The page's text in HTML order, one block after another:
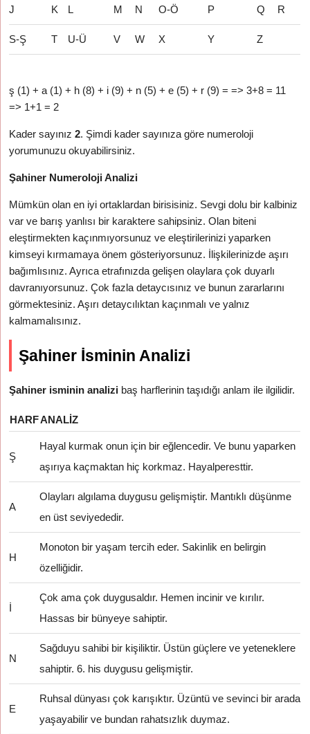
J K L M N O-Ö P Q R
S-Ş T U-Ü V W X Y Z
ş (1) + a (1) + h (8) + i (9) + n (5) + e (5) + r (9) = => 3+8 = 11
=> 1+1 = 2
Kader sayınız2. Şimdi kader sayınıza göre numeroloji
yorumunuzu okuyabilirsiniz.
Şahiner Numeroloji Analizi
Mümkün olan en iyi ortaklardan birisisiniz. Sevgi dolu bir kalbiniz
var ve barış yanlısı bir karaktere sahipsiniz. Olan biteni
eleştirmekten kaçınmıyorsunuz ve eleştirilerinizi yaparken
kimseyi kırmamaya önem gösteriyorsunuz. İlişkilerinizde aşırı
bağımlısınız. Ayrıca etrafınızda gelişen olaylara çok duyarlı
davranıyorsunuz. Çok fazla detaycısınız ve bunun zararlarını
görmektesiniz. Aşırı detaycılıktan kaçınmalı ve yalnız
kalmamalısınız.
Şahiner İsminin Analizi
Şahiner isminin analizi baş harflerinin taşıdığı anlam ile ilgilidir.
HARFANALIZ
Ş
Hayal kurmak onun için bir eğlencedir. Ve bunu yaparken
aşırıya kaçmaktan hiç korkmaz. Hayalperesttir.
A
Olayları algılama duygusu gelişmiştir. Mantıklı düşünme
en üst seviyededir.
H
Monoton bir yaşam tercih eder. Sakinlik en belirgin
özelliğidir.
İ
Çok ama çok duygusaldır. Hemen incinir ve kırılır.
Hassas bir bünyeye sahiptir.
N
Sağduyu sahibi bir kişiliktir. Üstün güçlere ve yeteneklere
sahiptir. 6. his duygusu gelişmiştir.
E
Ruhsal dünyası çok karışıktır. Üzüntü ve sevinci bir arada
yaşayabilir ve bundan rahatsızlık duymaz.